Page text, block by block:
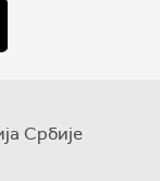
Србије